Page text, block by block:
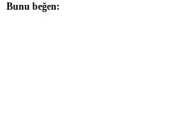
Bunu beğen: